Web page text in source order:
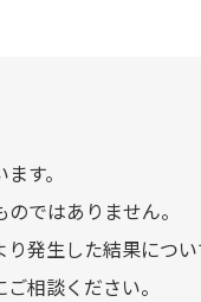
す。
ではありません。
発生した結果につい
相談ください。